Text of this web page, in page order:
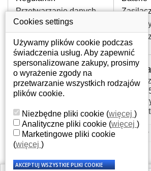
W JAKI SPOSÓB
PRZEJAWIAĆ
Częstymi objawami są
czy wyświetlanie
dublowanie tych
przypadku podlicia
powrócą do pierwotnej
też uszkodzenie
JAK TO DZIAŁA?
Klawiatura składa się z
warstw folii, z których
przewodzące
Przetwarzanie danych
osobowych
Gdzie nas znajdziesz
Twoje konto
Twoje konto
Dane osobowe
Adresy
Historia zamówień
7:00 -
Cookies settings
Używamy plików cookie podczas
świadczenia usług. Aby zapewnić
spersonalizowane zakupy, prosimy
o wyrażenie zgody na
przetwarzanie wszystkich rodzajów
plików cookie.
Niezbędne pliki cookie (więcej )
Analityczne pliki cookie (więcej )
Marketingowe pliki cookie
(więcej )